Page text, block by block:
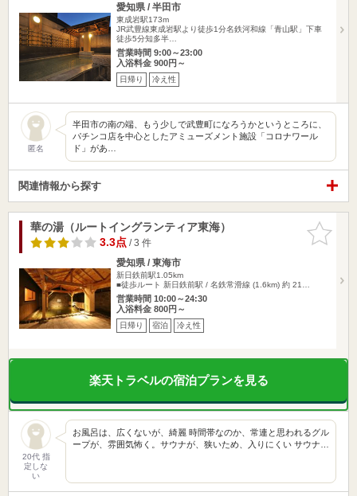
愛知県 / 半田市
東成岩駅173m
JR武豊線東成岩駅より徒歩1分名鉄河和線「青山駅」下車
徒歩5分知多半…
営業時間 9:00～23:00
入浴料金 900円～
日帰り 冷え性
匿名
半田市の南の端、もう少しで武豊町になろうかというところに、
パチンコ店を中心としたアミューズメント施設「コロナワール
ド」があ…
関連情報から探す
お気に入
りに追加
華の湯（ルートイングランティア東海）
3.3点/ 3 件
愛知県 / 東海市
新日鉄前駅1.05km
■徒歩ルート 新日鉄前駅 / 名鉄常滑線 (1.6km) 約 21…
営業時間 10:00～24:30
入浴料金 800円～
日帰り 宿泊 冷え性
楽天トラベルの宿泊プランを見る
20代 指
定しな
い
お風呂は、広くないが、綺麗 時間帯なのか、常連と思われるグル
ープが、雰囲気怖く。サウナが、狭いため、入りにくい サウナ…